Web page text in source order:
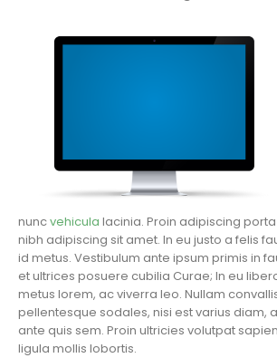
nuncvehicula lacinia. Proin adipiscing
nibh adipiscing sit amet. In eu justo a felis
id metus. Vestibulum ante ipsum primis in
et ultrices posuere cubilia Curae; In eu
metus lorem, ac viverra leo. Nullam
pellentesque sodales, nisi est varius diam,
ante quis sem. Proin ultricies volutpat
ligula mollis lobortis.